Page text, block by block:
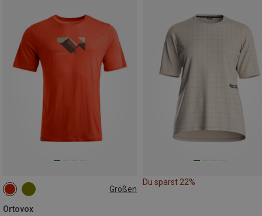
Größen
Ortovox
L
Du sparst 22%